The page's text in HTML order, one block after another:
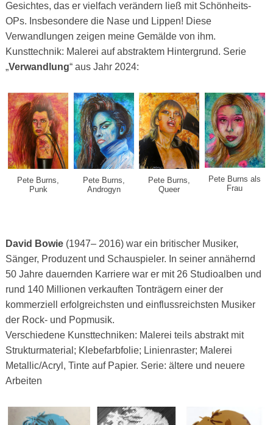
Gesichtes, das er vielfach verändern ließ mit Schönheits-
OPs. Insbesondere die Nase und Lippen! Diese
Verwandlungen zeigen meine Gemälde von ihm.
Kunsttechnik: Malerei auf abstraktem Hintergrund. Serie
„Verwandlung“ aus Jahr 2024:
Pete Burns,
Punk
Pete Burns,
Androgyn
Pete Burns,
Queer
Pete Burns als
Frau
David Bowie(1947– 2016) war ein britischer Musiker,
Sänger, Produzent und Schauspieler. In seiner annähernd
50 Jahre dauernden Karriere war er mit 26 Studioalben und
rund 140 Millionen verkauften Tonträgern einer der
kommerziell erfolgreichsten und einflussreichsten Musiker
der Rock- und Popmusik.
Verschiedene Kunsttechniken: Malerei teils abstrakt mit
Strukturmaterial; Klebefarbfolie; Linienraster; Malerei
Metallic/Acryl, Tinte auf Papier. Serie: ältere und neuere
Arbeiten